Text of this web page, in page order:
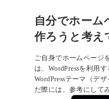
自分でホーム
作ろうと考え
ご自身でホームページ
は、WordPressを利用
WordPressテーマ（デ
だ際には、参考にして